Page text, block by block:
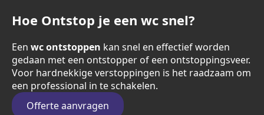
Hoe Ontstop je een wc snel?
Een wc ontstoppen kan snel en effectief worden
gedaan met een ontstopper of een ontstoppingsveer.
Voor hardnekkige verstoppingen is het raadzaam om
een professional in te schakelen.
Offerte aanvragen